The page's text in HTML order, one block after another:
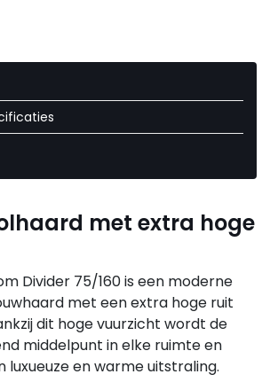
met extra hoge
Divider 75/160 is een moderne
met een extra hoge ruit
dit hoge vuurzicht wordt de
middelpunt in elke ruimte en
luxueuze en warme uitstraling.